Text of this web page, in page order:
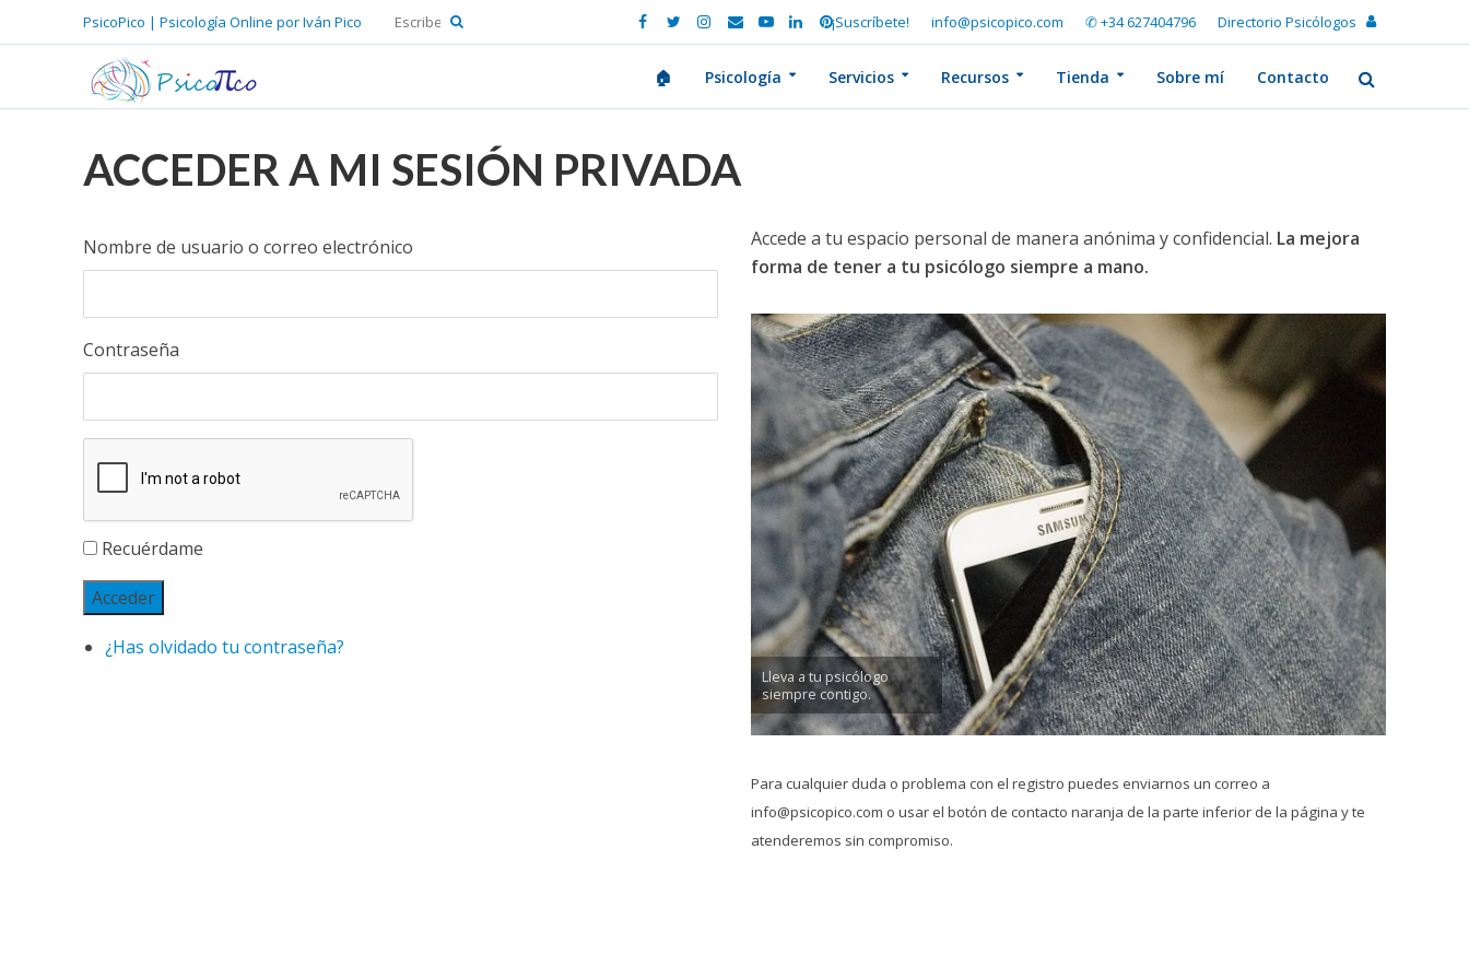
PsicoPico | Psicología Online por Iván Pico ¡Suscríbete! info@psicopico.com ✆ +34 627404796 Directorio Psicólogos
🏠 Psicología Servicios Recursos Tienda Sobre mí Contacto
ACCEDER A MI SESIÓN PRIVADA
Nombre de usuario o correo electrónico
Contraseña
Recuérdame
Acceder
¿Has olvidado tu contraseña?
Accede a tu espacio personal de manera anónima y confidencial. La mejora
forma de tener a tu psicólogo siempre a mano.
Lleva a tu psicólogo
siempre contigo.
Para cualquier duda o problema con el registro puedes enviarnos un correo a
info@psicopico.com o usar el botón de contacto naranja de la parte inferior de la página y te
atenderemos sin compromiso.